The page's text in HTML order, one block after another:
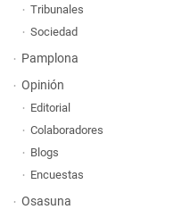
Tribunales
Sociedad
Pamplona
Opinión
Editorial
Colaboradores
Blogs
Encuestas
Osasuna